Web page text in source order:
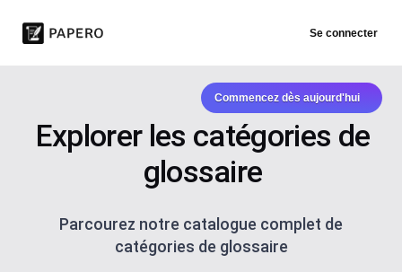
Se connecter
Commencez dès aujourd'hui
Explorer les catégories de
glossaire
Parcourez notre catalogue complet de
catégories de glossaire